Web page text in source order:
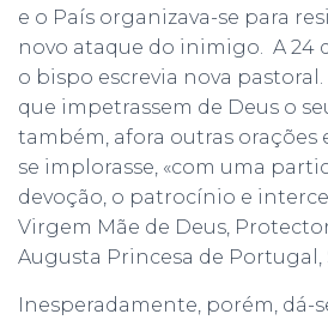
e o País organizava-se para
novo ataque do inimigo. A 24
o bispo escrevia nova
que impetrassem de Deus o
também, afora outras orações
se implorasse, «com uma
devoção, o patrocínio e
Virgem Mãe de Deus,
Augusta Princesa de Portugal,
Inesperadamente, porém, dá-